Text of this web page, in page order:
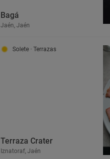
Bagá
Jaén, Jaén
Solete · Terrazas
Terraza Crater
Iznatoraf, Jaén